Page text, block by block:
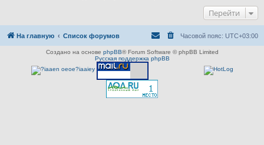
Перейти
На главную Список форумов Часовой пояс: UTC+03:00
Создано на основе phpBB® Forum Software © phpBB Limited
Русская поддержка phpBB